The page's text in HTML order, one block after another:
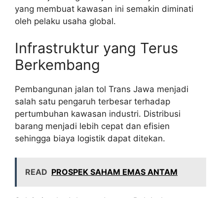
yang membuat kawasan ini semakin diminati
oleh pelaku usaha global.
Infrastruktur yang Terus
Berkembang
Pembangunan jalan tol Trans Jawa menjadi
salah satu pengaruh terbesar terhadap
pertumbuhan kawasan industri. Distribusi
barang menjadi lebih cepat dan efisien
sehingga biaya logistik dapat ditekan.
READ PROSPEK SAHAM EMAS ANTAM